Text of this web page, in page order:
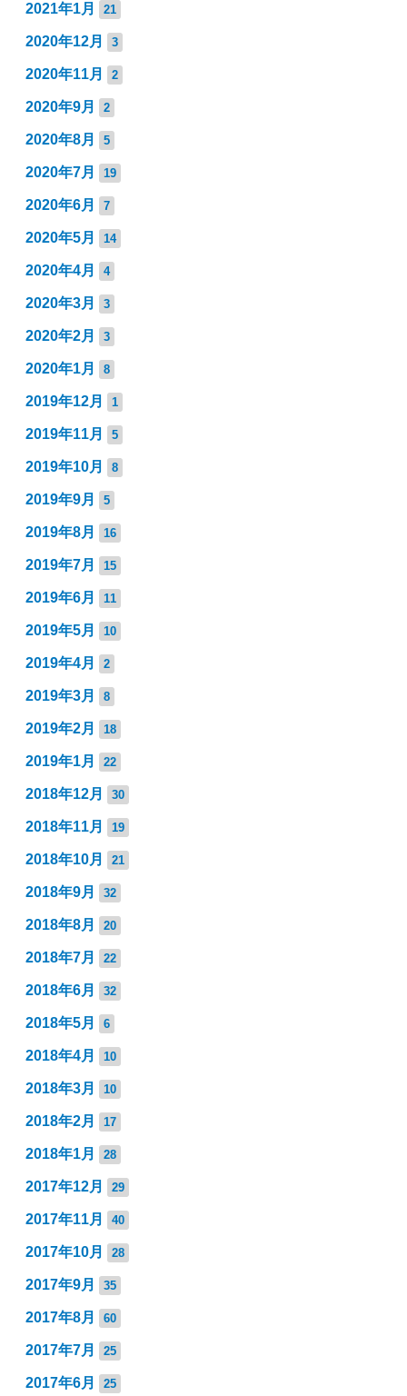
2021年1月 21
2020年12月 3
2020年11月 2
2020年9月 2
2020年8月 5
2020年7月 19
2020年6月 7
2020年5月 14
2020年4月 4
2020年3月 3
2020年2月 3
2020年1月 8
2019年12月 1
2019年11月 5
2019年10月 8
2019年9月 5
2019年8月 16
2019年7月 15
2019年6月 11
2019年5月 10
2019年4月 2
2019年3月 8
2019年2月 18
2019年1月 22
2018年12月 30
2018年11月 19
2018年10月 21
2018年9月 32
2018年8月 20
2018年7月 22
2018年6月 32
2018年5月 6
2018年4月 10
2018年3月 10
2018年2月 17
2018年1月 28
2017年12月 29
2017年11月 40
2017年10月 28
2017年9月 35
2017年8月 60
2017年7月 25
2017年6月 25